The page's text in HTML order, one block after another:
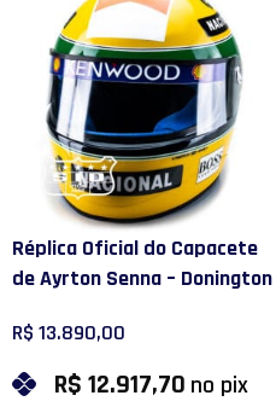
Réplica Oficial do Capacete
de Ayrton Senna – Donington
R$ 13.890,00
R$ 12.917,70 no pix